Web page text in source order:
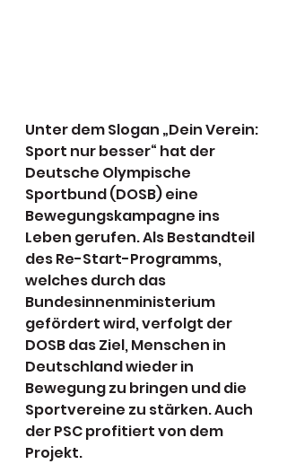
Unter dem Slogan „Dein Verein:
Sport nur besser“ hat der
Deutsche Olympische
Sportbund (DOSB) eine
Bewegungskampagne ins
Leben gerufen. Als Bestandteil
des Re-Start-Programms,
welches durch das
Bundesinnenministerium
gefördert wird, verfolgt der
DOSB das Ziel, Menschen in
Deutschland wieder in
Bewegung zu bringen und die
Sportvereine zu stärken. Auch
der PSC profitiert von dem
Projekt.